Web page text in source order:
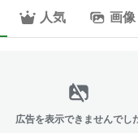
人気 画像
広告を表示できませんでし